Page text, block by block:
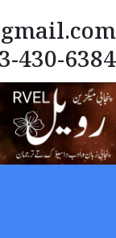
430-6384